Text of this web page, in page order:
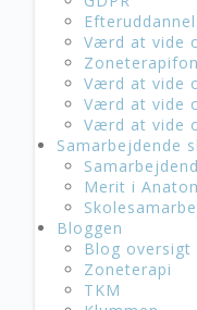
Værd at vide
Værd at vide
Værd at vide
Værd at vide
Samarbejdende
Merit i
Bloggen
Blog oversigt
Zoneterapi
TKM